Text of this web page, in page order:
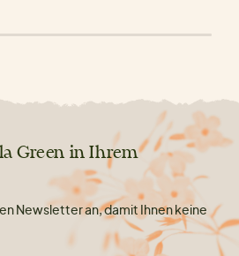
Green in Ihrem
Newsletter an, damit Ihnen keine